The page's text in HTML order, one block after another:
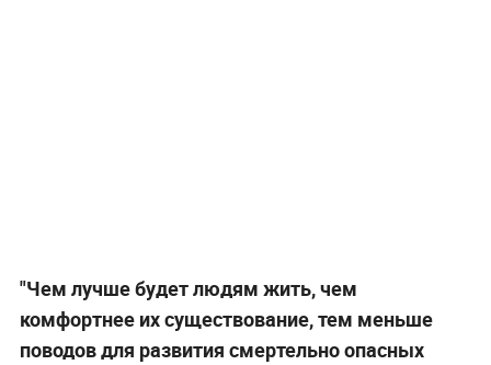
"Чем лучше будет людям жить, чем
комфортнее их существование, тем меньше
поводов для развития смертельно опасных